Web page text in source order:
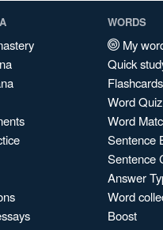
WORDS
My
Quick
Flashcards
Word Quiz
Word
Sentence
Sentence
Answer
Word
Boost